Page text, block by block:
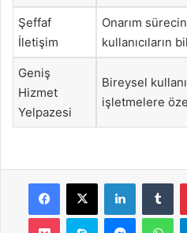
Şeffaf
İletişim
Onarım
kullanıcıların
Geniş
Hizmet
Yelpazesi
Bireysel
işletmelere
Facebook
X LinkedIn
Pocket Skype